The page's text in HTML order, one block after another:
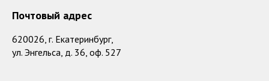
Почтовый адрес
620026, г. Екатеринбург,
ул. Энгельса, д. 36, оф. 527